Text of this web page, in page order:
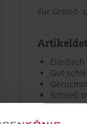
Für Grund-
Gut
Schnell